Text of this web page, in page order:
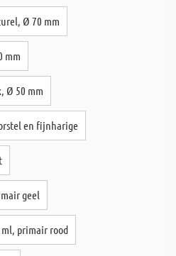
Ø 70 mm
mm
Ø 50 mm
en fijnharige
geel
primair rood